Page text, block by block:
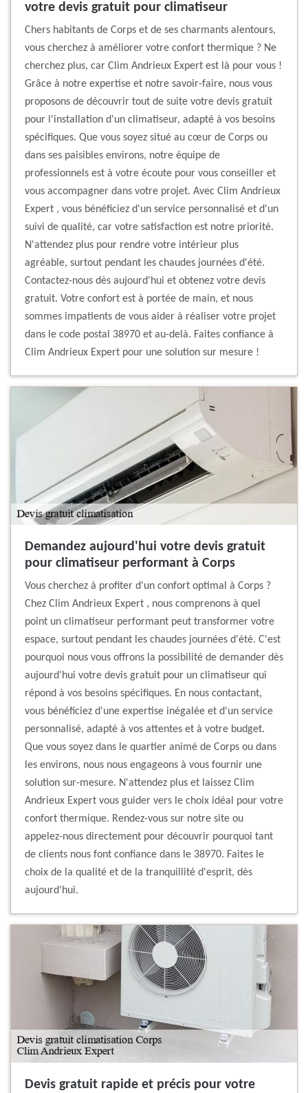
votre devis gratuit pour climatiseur
Chers habitants de Corps et de ses charmants alentours,
vous cherchez à améliorer votre confort thermique ? Ne
cherchez plus, car Clim Andrieux Expert est là pour vous !
Grâce à notre expertise et notre savoir-faire, nous vous
proposons de découvrir tout de suite votre devis gratuit
pour l'installation d'un climatiseur, adapté à vos besoins
spécifiques. Que vous soyez situé au cœur de Corps ou
dans ses paisibles environs, notre équipe de
professionnels est à votre écoute pour vous conseiller et
vous accompagner dans votre projet. Avec Clim Andrieux
Expert , vous bénéficiez d'un service personnalisé et d'un
suivi de qualité, car votre satisfaction est notre priorité.
N'attendez plus pour rendre votre intérieur plus
agréable, surtout pendant les chaudes journées d'été.
Contactez-nous dès aujourd'hui et obtenez votre devis
gratuit. Votre confort est à portée de main, et nous
sommes impatients de vous aider à réaliser votre projet
dans le code postal 38970 et au-delà. Faites confiance à
Clim Andrieux Expert pour une solution sur mesure !
Demandez aujourd'hui votre devis gratuit
pour climatiseur performant à Corps
Vous cherchez à profiter d'un confort optimal à Corps ?
Chez Clim Andrieux Expert , nous comprenons à quel
point un climatiseur performant peut transformer votre
espace, surtout pendant les chaudes journées d'été. C'est
pourquoi nous vous offrons la possibilité de demander dès
aujourd'hui votre devis gratuit pour un climatiseur qui
répond à vos besoins spécifiques. En nous contactant,
vous bénéficiez d'une expertise inégalée et d'un service
personnalisé, adapté à vos attentes et à votre budget.
Que vous soyez dans le quartier animé de Corps ou dans
les environs, nous nous engageons à vous fournir une
solution sur-mesure. N'attendez plus et laissez Clim
Andrieux Expert vous guider vers le choix idéal pour votre
confort thermique. Rendez-vous sur notre site ou
appelez-nous directement pour découvrir pourquoi tant
de clients nous font confiance dans le 38970. Faites le
choix de la qualité et de la tranquillité d'esprit, dès
aujourd'hui.
Devis gratuit rapide et précis pour votre